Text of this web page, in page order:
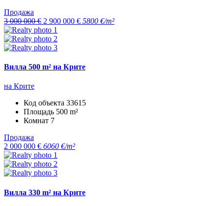
Продажа
3 000 000 € 2 900 000 € 5800 €/m²
Вилла 500 m² на Крите
на Крите
Код объекта 33615
Площадь 500 m²
Комнат 7
Продажа
2 000 000 € 6060 €/m²
Вилла 330 m² на Крите